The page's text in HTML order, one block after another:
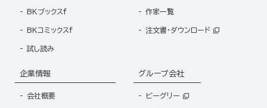
BKブックスf
BKコミックスf
試し読み
作家一覧
注文書・ダウンロード
企業情報
会社概要
グループ会社
ビーグリー